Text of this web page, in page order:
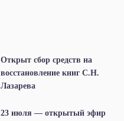
Открыт сбор средств на
восстановление книг С.Н.
Лазарева
23 июля — открытый эфир